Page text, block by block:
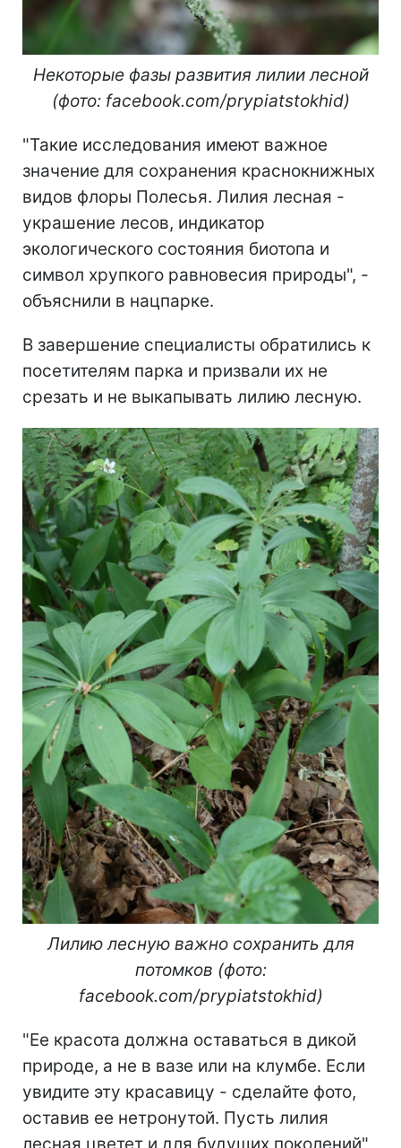
Некоторые фазы развития лилии лесной
(фото: facebook.com/prypiatstokhid)
"Такие исследования имеют важное
значение для сохранения краснокнижных
видов флоры Полесья. Лилия лесная -
украшение лесов, индикатор
экологического состояния биотопа и
символ хрупкого равновесия природы", -
объяснили в нацпарке.
В завершение специалисты обратились к
посетителям парка и призвали их не
срезать и не выкапывать лилию лесную.
Лилию лесную важно сохранить для
потомков (фото:
facebook.com/prypiatstokhid)
"Ее красота должна оставаться в дикой
природе, а не в вазе или на клумбе. Если
увидите эту красавицу - сделайте фото,
оставив ее нетронутой. Пусть лилия
лесная цветет и для будущих поколений",